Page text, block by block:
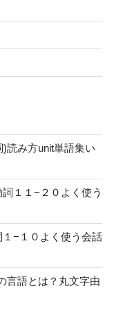
)読み方unit単語集い
１１−２０よく使う
１−１０よく使う会話
言語とは？丸文字由